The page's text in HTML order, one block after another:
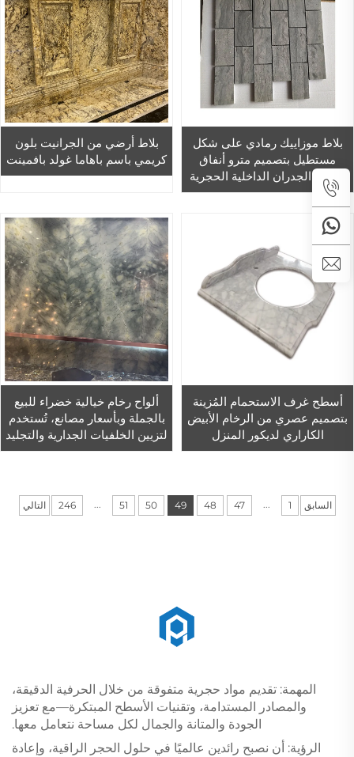
بلاط موزاييك رمادي على شكل
مستطيل بتصميم مترو أنفاق
لتجهيز الجدران الداخلية الحجرية
بلاط أرضي من الجرانيت بلون
كريمي باسم باهاما غولد بافمينت
أسطح غرف الاستحمام المُزينة
بتصميم عصري من الرخام الأبيض
الكاراري لديكور المنزل
ألواح رخام خيالية خضراء للبيع
بالجملة وبأسعار مصانع، تُستخدم
لتزيين الخلفيات الجدارية والتجليد
الشفاف للجدران
السابق 1
...
47
48
49
50
51
...
246 التالي
المهمة: تقديم مواد حجرية متفوقة من خلال الحرفية الدقيقة،
والمصادر المستدامة، وتقنيات الأسطح المبتكرة—مع تعزيز
الجودة والمتانة والجمال لكل مساحة نتعامل معها.
الرؤية: أن نصبح رائدين عالميًا في حلول الحجر الراقية، وإعادة